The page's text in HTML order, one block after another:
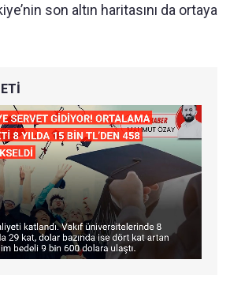
son altın haritasını da ortaya